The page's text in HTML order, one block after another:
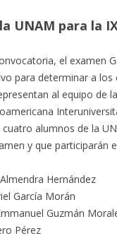
UNAM para la
el examen
para determinar a los
al equipo de
alumnos de la
y que participarán
Hernández
García Morán
Guzmán
Pérez